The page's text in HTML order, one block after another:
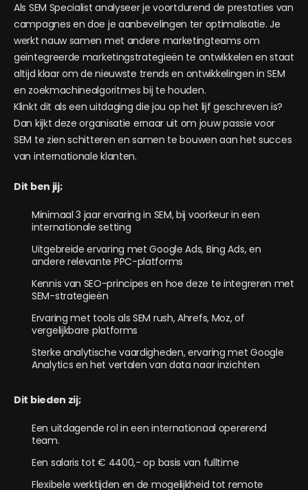
Als SEM Specialist analyseer je voortdurend de prestaties van
campagnes en doe je aanbevelingen ter optimalisatie. Je
werkt nauw samen met andere marketingteams om
geïntegreerde marketingstrategieën te ontwikkelen en staat
altijd klaar om de nieuwste trends en ontwikkelingen in SEM
en zoekmachinealgoritmes bij te houden.
Klinkt dit als een uitdaging die jou op het lijf geschreven is?
Dan kijkt deze organisatie ernaar uit om jouw passie voor
SEM te zien schitteren en samen te bouwen aan het succes
van internationale klanten.
Dit ben jij;
Minimaal 3 jaar ervaring in SEM, bij voorkeur in een
internationale setting
Uitgebreide ervaring met Google Ads, Bing Ads, en
andere relevante PPC-platforms
Kennis van SEO-principes en hoe deze te integreren met
SEM-strategieën
Ervaring met tools als SEM rush, Ahrefs, Moz, of
vergelijkbare platforms
Sterke analytische vaardigheden, ervaring met Google
Analytics en het vertalen van data naar inzichten
Dit bieden zij;
Een uitdagende rol in een internationaal opererend
team.
Een salaris tot € 4400,- op basis van fulltime
Flexibele werktijden en de mogelijkheid tot remote